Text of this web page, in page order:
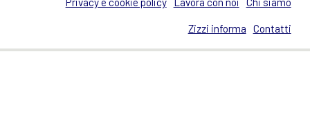
Contatti
Zizzi informa